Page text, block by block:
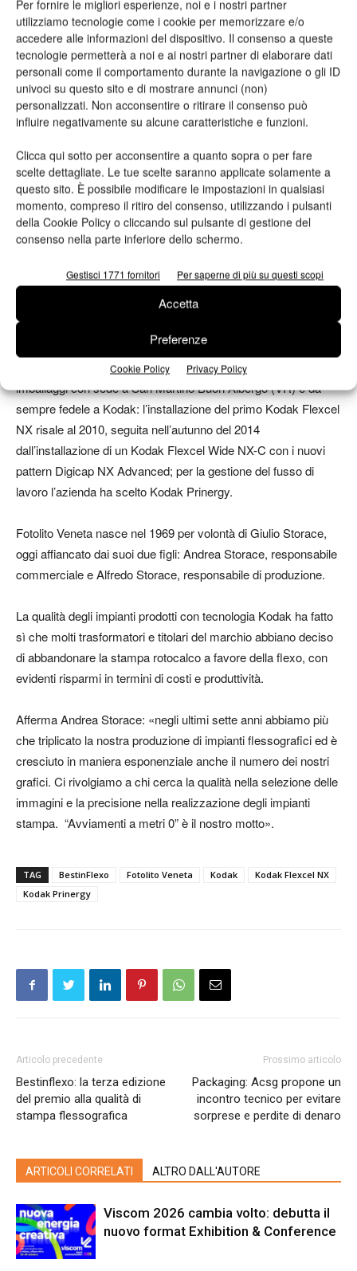
Per fornire le migliori esperienze, noi e i nostri partner
utilizziamo tecnologie come i cookie per memorizzare e/o
accedere alle informazioni del dispositivo. Il consenso a queste
tecnologie permetterà a noi e ai nostri partner di elaborare dati
personali come il comportamento durante la navigazione o gli ID
univoci su questo sito e di mostrare annunci (non)
personalizzati. Non acconsentire o ritirare il consenso può
influire negativamente su alcune caratteristiche e funzioni.
Clicca qui sotto per acconsentire a quanto sopra o per fare
scelte dettagliate. Le tue scelte saranno applicate solamente a
questo sito. È possibile modificare le impostazioni in qualsiasi
momento, compreso il ritiro del consenso, utilizzando i pulsanti
della Cookie Policy o cliccando sul pulsante di gestione del
consenso nella parte inferiore dello schermo.
Gestisci 1771 fornitori Per saperne di più su questi scopi
Accetta
Preferenze
Cookie Policy Privacy Policy
Grazie a Kodak la flexo digitale non ha
più limiti
Fotolito Veneta, service di prestampa per la stampa flexo di
imballaggi con sede a San Martino Buon Albergo (VR) è da
sempre fedele a Kodak: l’installazione del primo Kodak Flexcel
NX risale al 2010, seguita nell’autunno del 2014
dall’installazione di un Kodak Flexcel Wide NX-C con i nuovi
pattern Digicap NX Advanced; per la gestione del fusso di
lavoro l’azienda ha scelto Kodak Prinergy.
Fotolito Veneta nasce nel 1969 per volontà di Giulio Storace,
oggi affiancato dai suoi due figli: Andrea Storace, responsabile
commerciale e Alfredo Storace, responsabile di produzione.
La qualità degli impianti prodotti con tecnologia Kodak ha fatto
sì che molti trasformatori e titolari del marchio abbiano deciso
di abbandonare la stampa rotocalco a favore della flexo, con
evidenti risparmi in termini di costi e produttività.
Afferma Andrea Storace: «negli ultimi sette anni abbiamo più
che triplicato la nostra produzione di impianti flessografici ed è
cresciuto in maniera esponenziale anche il numero dei nostri
grafici. Ci rivolgiamo a chi cerca la qualità nella selezione delle
immagini e la precisione nella realizzazione degli impianti
stampa. “Avviamenti a metri 0” è il nostro motto».
TAG BestinFlexo Fotolito Veneta Kodak
Kodak Flexcel NX
Kodak Prinergy
Articolo precedente
Bestinflexo: la terza edizione
del premio alla qualità di
stampa flessografica
Prossimo articolo
Packaging: Acsg propone un
incontro tecnico per evitare
sorprese e perdite di denaro
ARTICOLI CORRELATI ALTRO DALL'AUTORE
Viscom 2026 cambia volto: debutta il
nuovo format Exhibition & Conference